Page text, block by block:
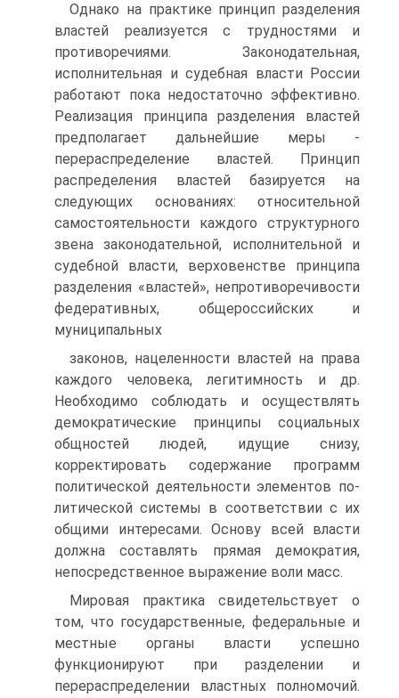
Однако на практике принцип разделения
властей реализуется с трудностями и
противоречиями. Законодательная,
исполнительная и судебная власти России
работают пока недостаточно эффективно.
Реализация принципа разделения властей
предполагает дальнейшие меры -
перераспределение властей. Принцип
распределения властей базируется на
следующих основаниях: относительной
самостоятельности каждого структурного
звена законодательной, исполнительной и
судебной власти, верховенстве принципа
разделения «властей», непротиворечивости
федеративных, общероссийских и
муниципальных
законов, нацеленности властей на права
каждого человека, легитимность и др.
Необходимо соблюдать и осуществлять
демократические принципы социальных
общностей людей, идущие снизу,
корректировать содержание программ
политической деятельности элементов по-
литической системы в соответствии с их
общими интересами. Основу всей власти
должна составлять прямая демократия,
непосредственное выражение воли масс.
Мировая практика свидетельствует о
том, что государственные, федеральные и
местные органы власти успешно
функционируют при разделении и
перераспределении властных полномочий.